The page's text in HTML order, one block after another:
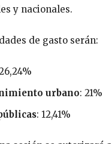
y nacionales.
de gasto serán:
urbano: 21%
: 12,41%